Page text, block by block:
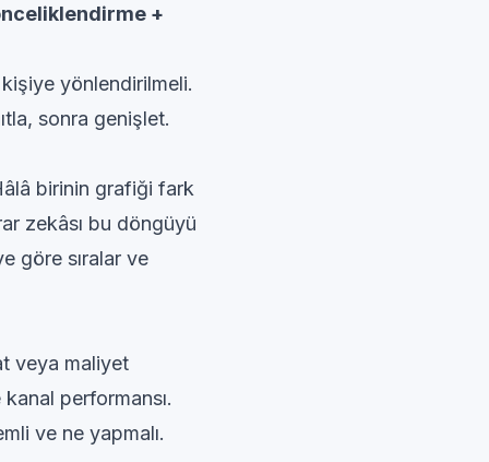
+
yönlendirilmeli.
sonra genişlet.
birinin grafiği fark
zekâsı bu döngüyü
göre sıralar ve
veya maliyet
performansı.
ve ne yapmalı.